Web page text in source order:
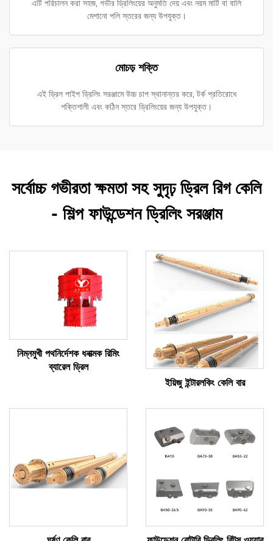
এটি পরিচালন করা সহজ, গভীর ড্রিলিংয়ের অনুমতি দেয় এবং নরম মাটি বা বালি
মেশানো পলি স্তরের জন্য উপযুক্ত।
মোচড় শক্তি
এই ড্রিল পাইপ ড্রিলিং সরঞ্জামে উচ্চ চাপ স্থানান্তর করে, টর্ক প্রতিরোধে
শক্তিশালী এবং কঠিন স্তরে ড্রিলিংয়ের জন্য উপযুক্ত।
সর্বোচ্চ গভীরতা ক্ষমতা সহ সুদৃঢ় ড্রিল রিগ কেলি
- শিল্প ফাউন্ডেশন ড্রিলিং সরঞ্জাম
নিম্নমুখী পথনির্দেশক ধনাত্মক রিমিং
ব্যারেল ড্রিল
ইয়িজু ইন্টারলকিং কেলি বার